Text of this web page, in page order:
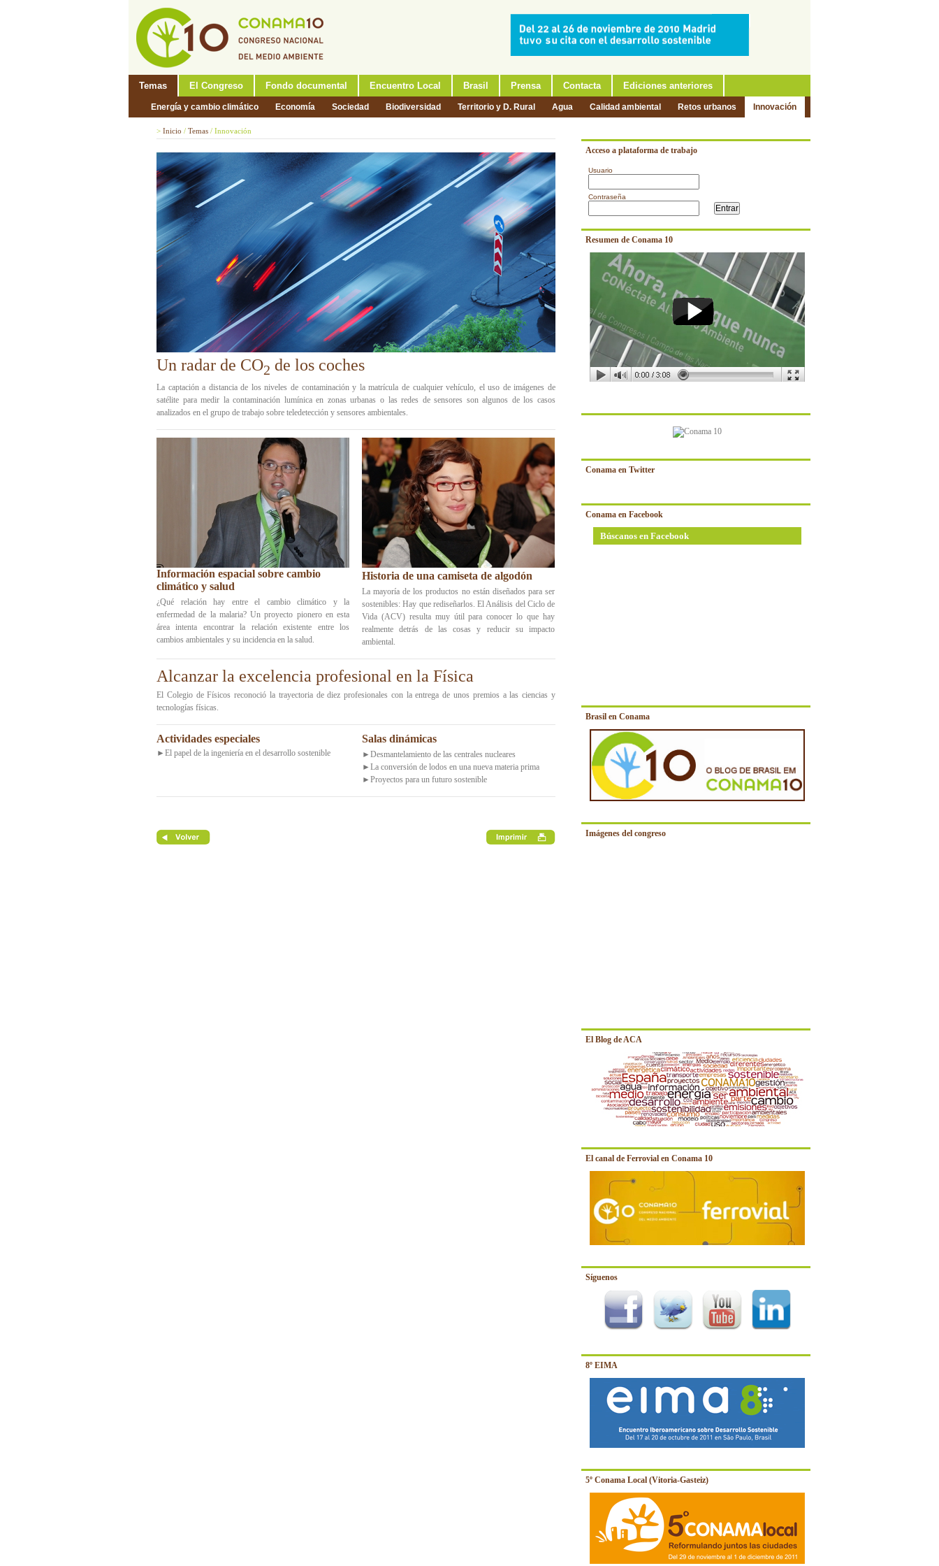
Temas El Congreso Fondo documental Encuentro Local Brasil Prensa Contacta Ediciones anteriores
Energía y cambio climático Economía Sociedad Biodiversidad Territorio y D. Rural Agua Calidad ambiental Retos urbanos Innovación
Acceso a plataforma de trabajo
Usuario
Contraseña
Resumen de Conama 10
Conama en Twitter
Conama en Facebook
Búscanos en Facebook
Brasil en Conama
Imágenes del congreso
El Blog de ACA
El canal de Ferrovial en Conama 10
Síguenos
8º EIMA
5º Conama Local (Vitoria-Gasteiz)
> Inicio / Temas / Innovación
Un radar de CO2 de los coches
La captación a distancia de los niveles de contaminación y la matrícula de cualquier vehículo, el uso de imágenes de
satélite para medir la contaminación lumínica en zonas urbanas o las redes de sensores son algunos de los casos
analizados en el grupo de trabajo sobre teledetección y sensores ambientales.
Información espacial sobre cambio
climático y salud
¿Qué relación hay entre el cambio climático y la
enfermedad de la malaria? Un proyecto pionero en esta
área intenta encontrar la relación existente entre los
cambios ambientales y su incidencia en la salud.
Historia de una camiseta de algodón
La mayoría de los productos no están diseñados para ser
sostenibles: Hay que rediseñarlos. El Análisis del Ciclo de
Vida (ACV) resulta muy útil para conocer lo que hay
realmente detrás de las cosas y reducir su impacto
ambiental.
Alcanzar la excelencia profesional en la Física
El Colegio de Físicos reconoció la trayectoria de diez profesionales con la entrega de unos premios a las ciencias y
tecnologías físicas.
Actividades especiales
►El papel de la ingeniería en el desarrollo sostenible
Salas dinámicas
►Desmantelamiento de las centrales nucleares
►La conversión de lodos en una nueva materia prima
►Proyectos para un futuro sostenible